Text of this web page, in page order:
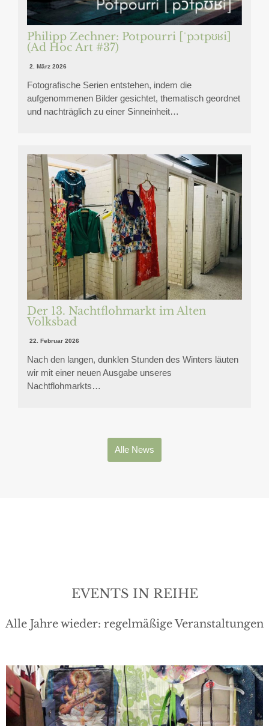
Philipp Zechner: Potpourri [ˈpɔtpʊʁi]
(Ad Hoc Art #37)
2. März 2026
Fotografische Serien entstehen, indem die
aufgenommenen Bilder gesichtet, thematisch geordnet
und nachträglich zu einer Sinneinheit…
Der 13. Nachtflohmarkt im Alten
Volksbad
22. Februar 2026
Nach den langen, dunklen Stunden des Winters läuten
wir mit einer neuen Ausgabe unseres
Nachtflohmarkts…
Alle News
EVENTS IN REIHE
Alle Jahre wieder: regelmäßige Veranstaltungen